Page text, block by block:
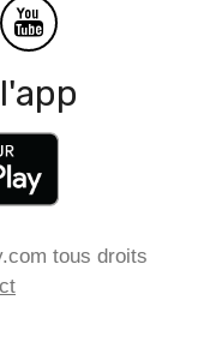
tous droits